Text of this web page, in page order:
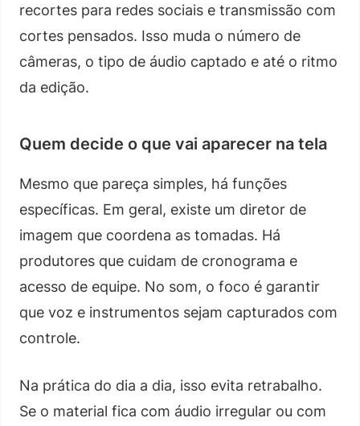
recortes para redes sociais e transmissão com
cortes pensados. Isso muda o número de
câmeras, o tipo de áudio captado e até o ritmo
da edição.
Quem decide o que vai aparecer na tela
Mesmo que pareça simples, há funções
específicas. Em geral, existe um diretor de
imagem que coordena as tomadas. Há
produtores que cuidam de cronograma e
acesso de equipe. No som, o foco é garantir
que voz e instrumentos sejam capturados com
controle.
Na prática do dia a dia, isso evita retrabalho.
Se o material fica com áudio irregular ou com